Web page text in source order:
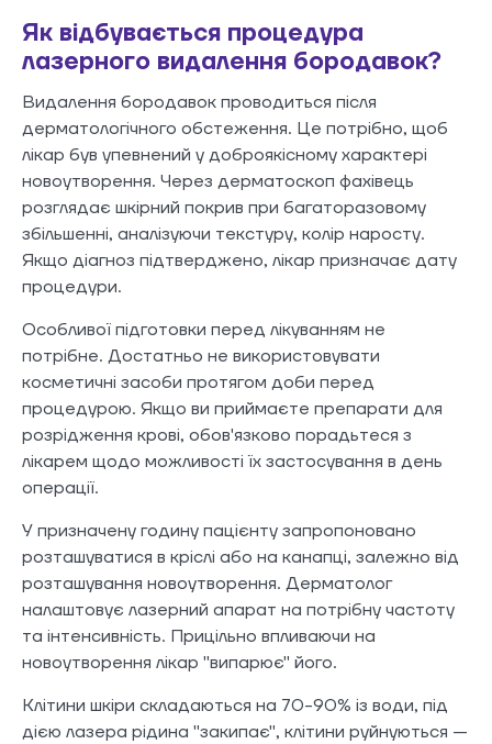
Як відбувається процедура
лазерного видалення бородавок?
Видалення бородавок проводиться після
дерматологічного обстеження. Це потрібно, щоб
лікар був упевнений у доброякісному характері
новоутворення. Через дерматоскоп фахівець
розглядає шкірний покрив при багаторазовому
збільшенні, аналізуючи текстуру, колір наросту.
Якщо діагноз підтверджено, лікар призначає дату
процедури.
Особливої підготовки перед лікуванням не
потрібне. Достатньо не використовувати
косметичні засоби протягом доби перед
процедурою. Якщо ви приймаєте препарати для
розрідження крові, обов'язково порадьтеся з
лікарем щодо можливості їх застосування в день
операції.
У призначену годину пацієнту запропоновано
розташуватися в кріслі або на канапці, залежно від
розташування новоутворення. Дерматолог
налаштовує лазерний апарат на потрібну частоту
та інтенсивність. Прицільно впливаючи на
новоутворення лікар "випарює" його.
Клітини шкіри складаються на 70-90% із води, під
дією лазера рідина "закипає", клітини руйнуються —